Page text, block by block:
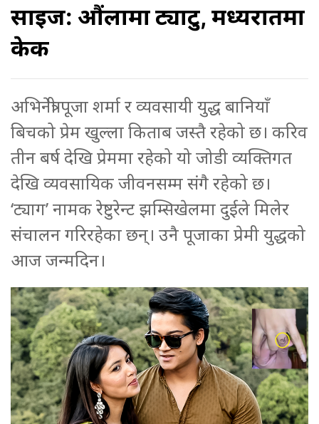
सप्राइज: औंलामा ट्याटु, मध्यरातमा
केक
अभिनेत्री पूजा शर्मा र व्यवसायी युद्ध बानियाँ
बिचको प्रेम खुल्ला किताब जस्तै रहेको छ। करिव
तीन बर्ष देखि प्रेममा रहेको यो जोडी व्यक्तिगत
देखि व्यवसायिक जीवनसम्म संगै रहेको छ।
‘ट्याग’ नामक रेष्टुरेन्ट झम्सिखेलमा दुईले मिलेर
संचालन गरिरहेका छन्। उनै पूजाका प्रेमी युद्धको
आज जन्मदिन।